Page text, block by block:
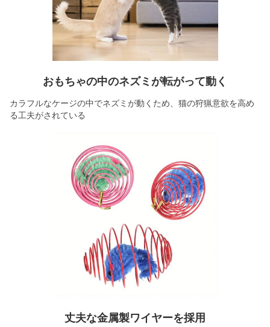
おもちゃの中のネズミが転がって動く
カラフルなケージの中でネズミが動くため、猫の狩猟意欲を高め
る工夫がされている
丈夫な金属製ワイヤーを採用